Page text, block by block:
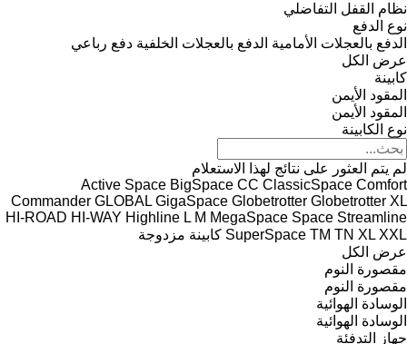
نظام القفل التفاضلي
نوع الدفع
الدفع بالعجلات الأمامية الدفع بالعجلات الخلفية دفع رباعي
عرض الكل
كابينة
المقود الأيمن
المقود الأيمن
نوع الكابينة
لم يتم العثور على نتائج لهذا الاستعلام
Active Space BigSpace CC ClassicSpace Comfort
Commander GLOBAL GigaSpace Globetrotter Globetrotter XL
HI-ROAD HI-WAY Highline L M MegaSpace Space Streamline
SuperSpace TM TN XL XXL
كابينة مزدوجة
عرض الكل
مقصورة النوم
مقصورة النوم
الوسادة الهوائية
الوسادة الهوائية
جهاز التدفئة